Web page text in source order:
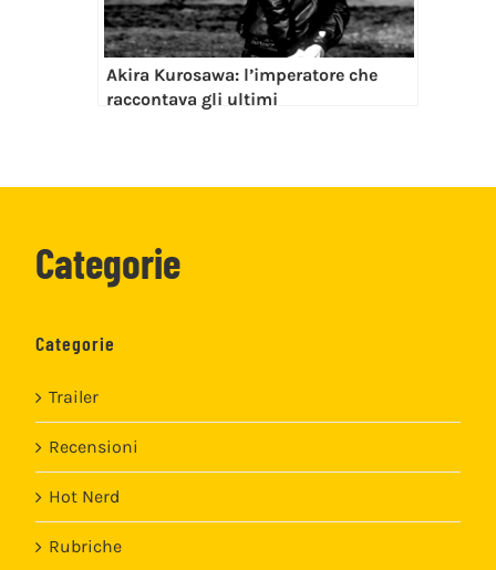
Akira Kurosawa: l’imperatore che
raccontava gli ultimi
Categorie
Categorie
Trailer
Recensioni
Hot Nerd
Rubriche